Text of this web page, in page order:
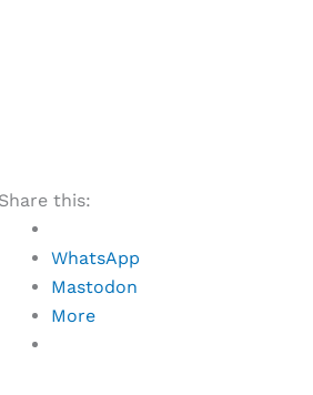
Share this:
WhatsApp
Mastodon
More